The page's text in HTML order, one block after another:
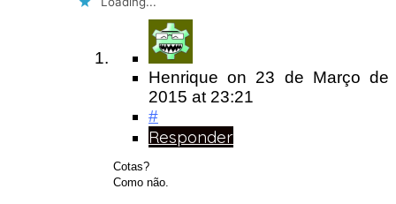
Henrique on 23 de Março de
2015 at 23:21
#
Responder
Cotas?
Como não.